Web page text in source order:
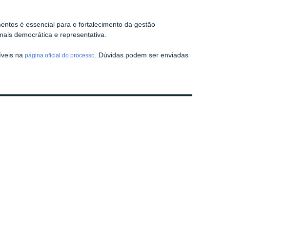
é essencial para o fortalecimento da gestão
democrática e representativa.
napágina oficial do processo. Dúvidas podem ser enviadas